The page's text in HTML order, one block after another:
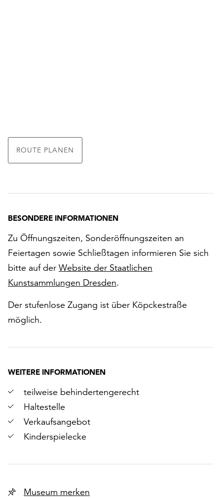
ROUTE PLANEN
BESONDERE INFORMATIONEN
Zu Öffnungszeiten, Sonderöffnungszeiten an
Feiertagen sowie Schließtagen informieren Sie sich
bitte auf der Website der Staatlichen
Kunstsammlungen Dresden.
Der stufenlose Zugang ist über Köpckestraße
möglich.
WEITERE INFORMATIONEN
teilweise behindertengerecht
Haltestelle
Verkaufsangebot
Kinderspielecke
Museum merken